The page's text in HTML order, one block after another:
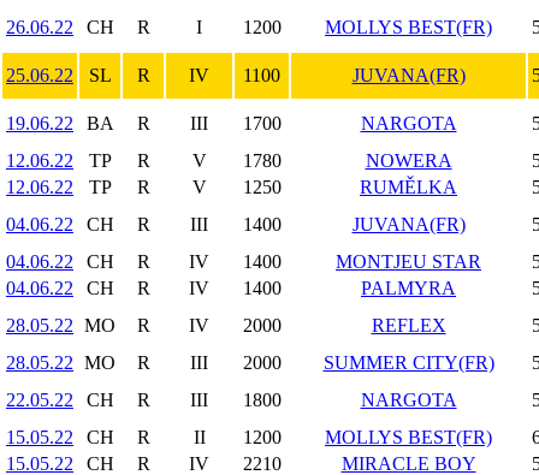
26.06.22 CH R I 1200 MOLLYS BEST(FR)
25.06.22 SL R IV 1100 JUVANA(FR)
19.06.22 BA R III 1700 NARGOTA
12.06.22
TP R V 1780 NOWERA
12.06.22
TP R V 1250 RUMĚLKA
04.06.22
CH R III 1400 JUVANA(FR)
04.06.22
CH R IV 1400 MONTJEU STAR
04.06.22
CH R IV 1400 PALMYRA
28.05.22 MO R IV 2000 REFLEX
28.05.22 MO R III 2000 SUMMER CITY(FR)
22.05.22
CH R III 1800 NARGOTA
15.05.22
CH R II 1200 MOLLYS BEST(FR)
15.05.22
CH R IV 2210 MIRACLE BOY